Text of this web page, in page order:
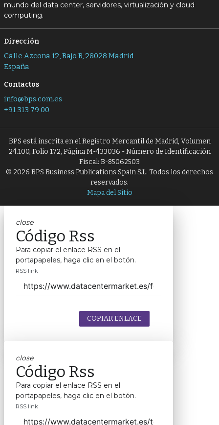
mundo del data center, servidores, virtualización y cloud
computing.
Dirección
Calle Azcona 12, Bajo B, 28028 Madrid
España
Contactos
info@bps.com.es
+91 313 79 00
BPS está inscrita en el Registro Mercantil de Madrid, Volumen
24.100, Folio 172, Página M-433036 - Número de Identificación
Fiscal: B-85062503
© 2026 BPS Business Publications Spain S.L. Todos los derechos
reservados.
Mapa del Sitio
close
Código Rss
Para copiar el enlace RSS en el
portapapeles, haga clic en el botón.
RSS link
COPIAR ENLACE
close
Código Rss
Para copiar el enlace RSS en el
portapapeles, haga clic en el botón.
RSS link